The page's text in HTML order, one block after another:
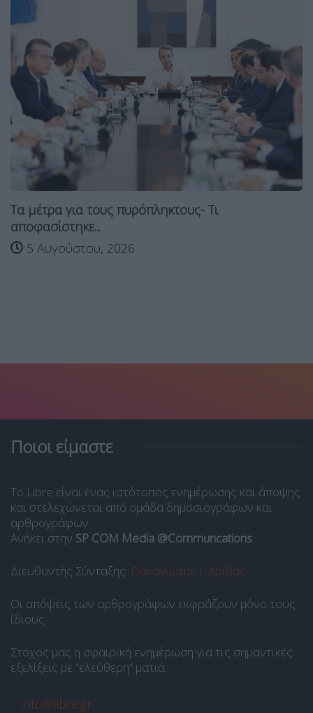
Τα μέτρα για τους πυρόπληκτους- Τι
αποφασίστηκε...
5 Αυγούστου, 2026
Ποιοι είμαστε
Το Libre είναι ένας ιστότοπος ενημέρωσης και άποψης
και στελεχώνεται από ομάδα δημοσιογράφων και
αρθρογράφων.
Ανήκει στην SP COM Media @Communcations.
Διευθυντής Σύνταξης: Παναγιώτης Ι. Δρίβας.
Οι απόψεις των αρθρογράφων εκφράζουν μόνο τους
ίδιους.
Στόχος μας η σφαιρική ενημέρωση για τις σημαντικές
εξελίξεις με “ελεύθερη” ματιά.
info@libre.gr